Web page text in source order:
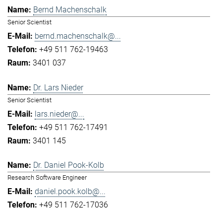
Bernd Machenschalk
Senior Scientist
bernd.machenschalk@...
+49 511 762-19463
3401 037
Dr. Lars Nieder
Senior Scientist
lars.nieder@...
+49 511 762-17491
3401 145
Dr. Daniel Pook-Kolb
Research Software Engineer
daniel.pook.kolb@...
+49 511 762-17036